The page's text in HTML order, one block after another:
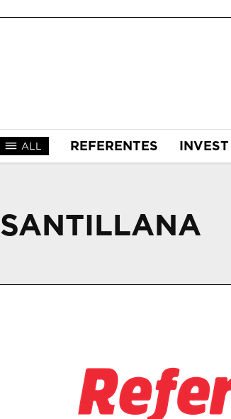
ALL REFERENTES INVEST
SANTILLANA